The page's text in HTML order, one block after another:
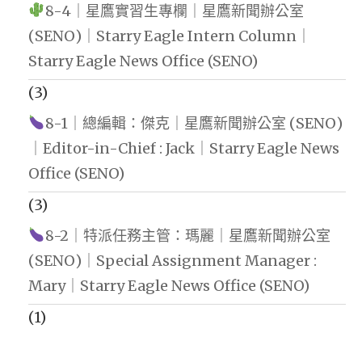
8-4｜星鷹實習生專欄｜星鷹新聞辦公室
(SENO)｜Starry Eagle Intern Column｜
Starry Eagle News Office (SENO)
(3)
8-1｜總編輯：傑克｜星鷹新聞辦公室 (SENO)
｜Editor-in-Chief : Jack｜Starry Eagle News
Office (SENO)
(3)
8-2｜特派任務主管：瑪麗｜星鷹新聞辦公室
(SENO)｜Special Assignment Manager :
Mary｜Starry Eagle News Office (SENO)
(1)